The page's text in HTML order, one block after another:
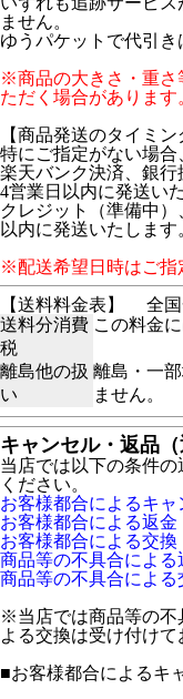
ません。
ゆうパケットで代引き
※商品の大きさ・重さ
ただく場合があります
【商品発送のタイミン
特にご指定がない場合
楽天バンク決済、銀
4営業日以内に発送い
クレジット（準備中
以内に発送いたします
※配送希望日時はご指
【送料料金表】
全国
送料分消費
税
この料金
離島他の扱
い
離島・一
ません。
キャンセル・返品
当店では以下の条件
ください。
お客様都合によるキャ
お客様都合による返金
お客様都合による交換
商品等の不具合による
商品等の不具合による
※当店では商品等の不
よる交換は受け付けて
■お客様都合によるキ